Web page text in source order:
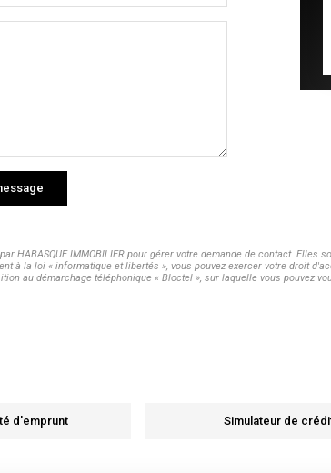
IMMOBILIER pour gérer votre demande de contact.
la loi « informatique et libertés », vous pouvez exercer votre droit
au démarchage téléphonique « Bloctel », sur laquelle vous pouvez
d'emprunt Simulateur de